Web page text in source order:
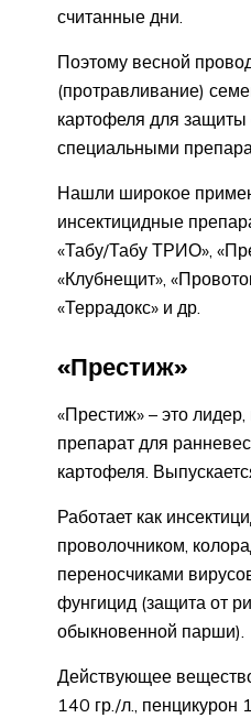
считанные дни.
Поэтому весной
(протравливание)
картофеля для защиты
специальными
Нашли широкое
инсектицидные
«Табу/Табу ТРИО»,
«Клубнещит»,
«Террадокс» и др.
«Престиж»
«Престиж» – это
препарат для
картофеля.
Работает как
проволочником,
переносчиками
фунгицид (защита от
обыкновенной парши).
Действующее
140 гр./л., пенцикурон